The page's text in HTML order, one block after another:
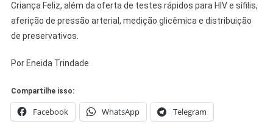
Criança Feliz, além da oferta de testes rápidos para HIV e sífilis,
aferição de pressão arterial, medição glicêmica e distribuição
de preservativos.
Por Eneida Trindade
Compartilhe isso:
Facebook WhatsApp Telegram